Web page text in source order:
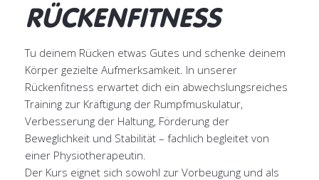
RÜCKENFITNESS
Tu deinem Rücken etwas Gutes und schenke deinem
Körper gezielte Aufmerksamkeit. In unserer
Rückenfitness erwartet dich ein abwechslungsreiches
Training zur Kräftigung der Rumpfmuskulatur,
Verbesserung der Haltung, Förderung der
Beweglichkeit und Stabilität – fachlich begleitet von
einer Physiotherapeutin.
Der Kurs eignet sich sowohl zur Vorbeugung und als